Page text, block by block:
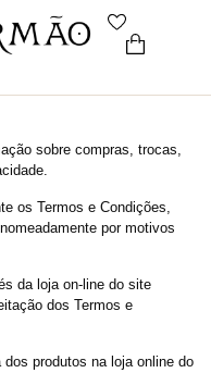
sobre compras, trocas,
os Termos e Condições,
por motivos
da loja on-line do site
dos Termos e
produtos na loja online do